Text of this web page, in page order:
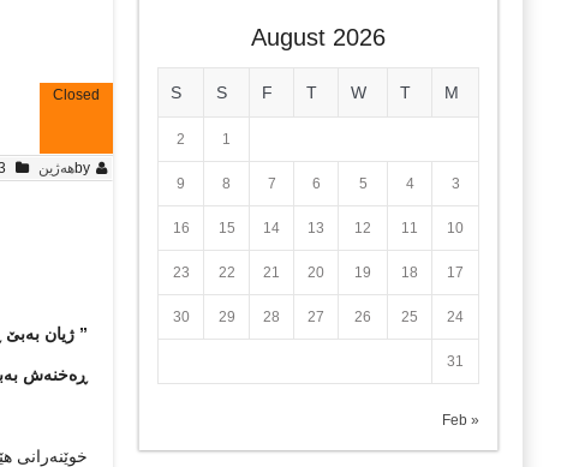
Closed
byهه‌ژین
” ژیان بەبێ
ڕەخنەش
خوێنەرانی
August 2026
M
T
W
T
F
S
S
1
2
3
4
5
6
7
8
9
10
11
12
13
14
15
16
17
18
19
20
21
22
23
24
25
26
27
28
29
30
31
« Feb